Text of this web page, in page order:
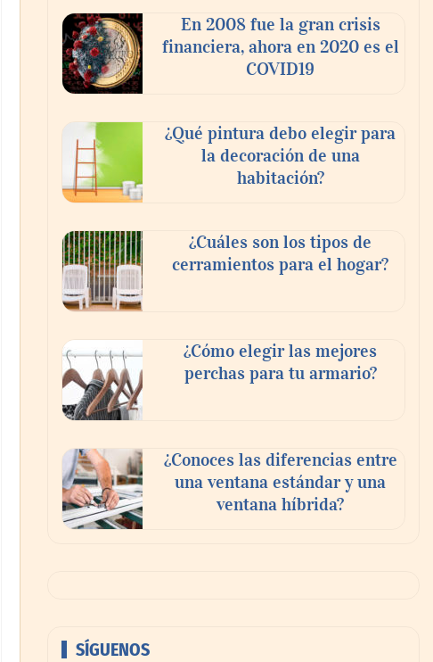
En 2008 fue la gran crisis
financiera, ahora en 2020 es el
COVID19
¿Qué pintura debo elegir para
la decoración de una
habitación?
¿Cuáles son los tipos de
cerramientos para el hogar?
¿Cómo elegir las mejores
perchas para tu armario?
¿Conoces las diferencias entre
una ventana estándar y una
ventana híbrida?
SÍGUENOS